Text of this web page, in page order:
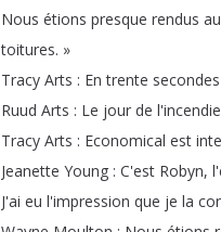
Nous étions presque rendus au
toitures. »
Tracy Arts : En trente secondes
Ruud Arts : Le jour de l'incendie
Tracy Arts : Economical est
Jeanette Young : C'est Robyn,
J'ai eu l'impression que je la